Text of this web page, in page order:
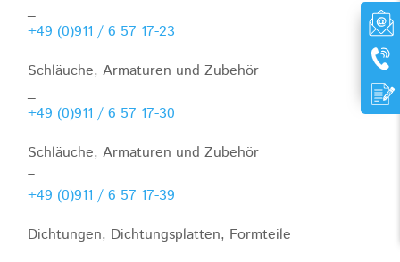
+49 (0)911 / 6 57 17-23
Schläuche, Armaturen und Zubehör
+49 (0)911 / 6 57 17-30
Schläuche, Armaturen und Zubehör
–
+49 (0)911 / 6 57 17-39
Dichtungen, Dichtungsplatten, Formteile